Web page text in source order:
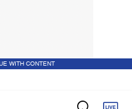
WITH CONTENT